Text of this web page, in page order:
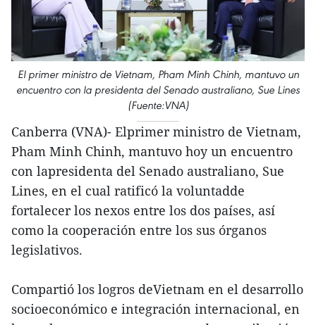
El primer ministro de Vietnam, Pham Minh Chinh, mantuvo un
encuentro con la presidenta del Senado australiano, Sue Lines
(Fuente:VNA)
Canberra (VNA)- Elprimer ministro de Vietnam,
Pham Minh Chinh, mantuvo hoy un encuentro
con lapresidenta del Senado australiano, Sue
Lines, en el cual ratificó la voluntadde
fortalecer los nexos entre los dos países, así
como la cooperación entre los sus órganos
legislativos.
Compartió los logros deVietnam en el desarrollo
socioeconómico e integración internacional, en